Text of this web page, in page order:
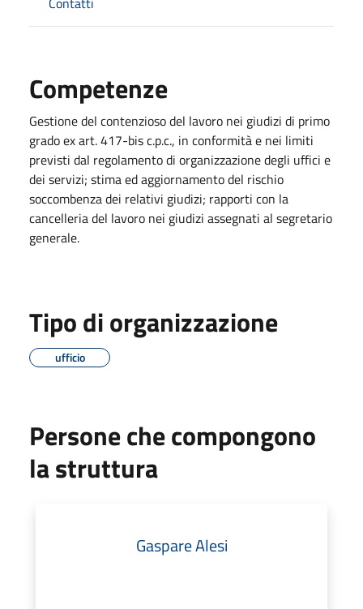
Competenze
Gestione del contenzioso del lavoro nei giudizi di primo
grado ex art. 417-bis c.p.c., in conformità e nei limiti
previsti dal regolamento di organizzazione degli uffici e
dei servizi; stima ed aggiornamento del rischio
soccombenza dei relativi giudizi; rapporti con la
cancelleria del lavoro nei giudizi assegnati al segretario
generale.
Tipo di organizzazione
ufficio
Persone che compongono
la struttura
Gaspare Alesi